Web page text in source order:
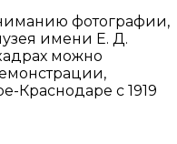
фотографии,
имени Е. Д.
можно
Краснодаре с 1919